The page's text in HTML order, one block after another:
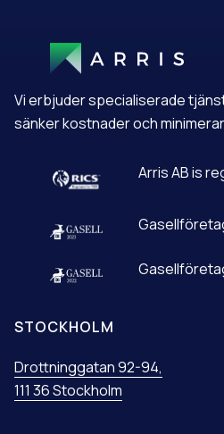
I
V
Vi erbjuder specialiserade
sänker kostnader och
Arris AB is
STOCKHOLM
Drottninggatan 92-94,
111 36 Stockholm